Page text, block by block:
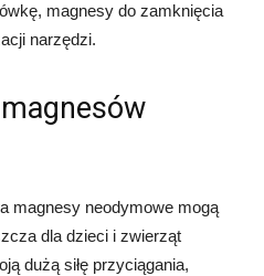
magnesy do zamknięcia
narzędzi.
magnesy neodymowe mogą
dla dzieci i zwierząt
dużą siłę przyciągania,